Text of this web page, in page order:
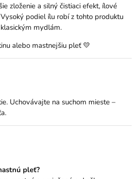
zloženie a silný čistiaci efekt, ílové
podiel ílu robí z tohto produktu
mydlám.
alebo mastnejšiu pleť 💛
Uchovávajte na suchom mieste –
pleť?